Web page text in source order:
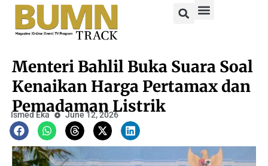
Menteri Bahlil Buka Suara Soal
Kenaikan Harga Pertamax dan
Pemadaman Listrik
Ismed Eka June 12, 2026